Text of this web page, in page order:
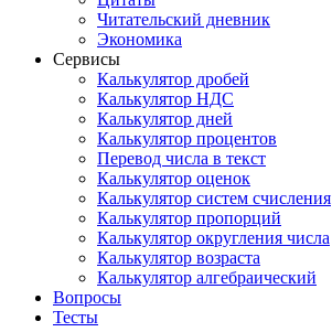
Читательский дневник
Экономика
Сервисы
Калькулятор дробей
Калькулятор НДС
Калькулятор дней
Калькулятор процентов
Перевод числа в текст
Калькулятор оценок
Калькулятор систем счисления
Калькулятор пропорций
Калькулятор округления числа
Калькулятор возраста
Калькулятор алгебраический
Вопросы
Тесты